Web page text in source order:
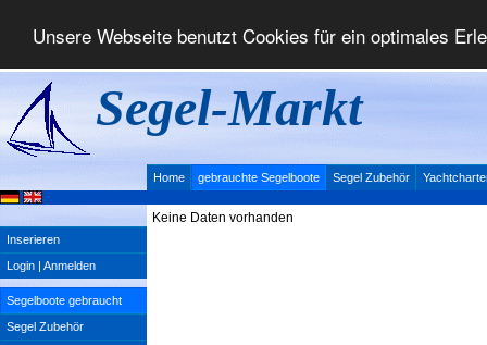
Unsere Webseite benutzt Cookies für ein optimales
Segel-Markt
Home gebrauchte Segelboote Segel Zubehör
Inserieren
Login | Anmelden
Segelboote gebraucht
Segel Zubehör
Keine Daten vorhanden